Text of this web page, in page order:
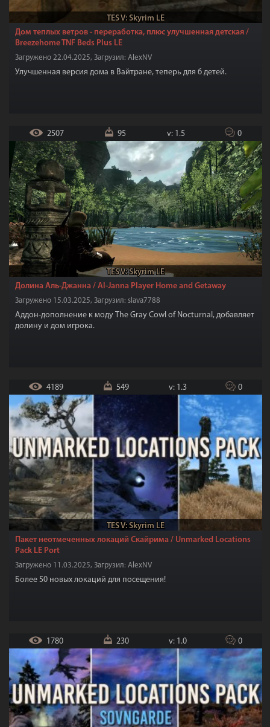
TES V: Skyrim LE
Дом теплых ветров - переработка, плюс улучшенная детская /
Breezehome TNF Beds Plus LE
Загружено 22.04.2025, Загрузил: AlexNV
Улучшенная версия дома в Вайтране, теперь для 6 детей.
TES V: Skyrim LE
2507 95 v: 1.5 0
Долина Аль-Джанна / Al-Janna Player Home and Getaway
Загружено 15.03.2025, Загрузил: slava7788
Аддон-дополнение к моду The Gray Cowl of Nocturnal, добавляет
долину и дом игрока.
TES V: Skyrim LE
4189 549 v: 1.3 0
Пакет неотмеченных локаций Скайрима / Unmarked Locations
Pack LE Port
Загружено 11.03.2025, Загрузил: AlexNV
Более 50 новых локаций для посещения!
1780 230 v: 1.0 0